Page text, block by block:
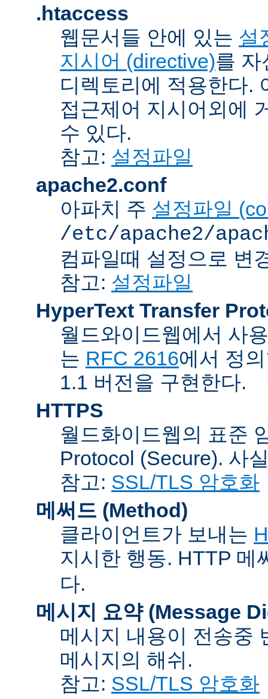
.htaccess
웹문서들 안에 있는 설
지시어 (directive)를 자
디렉토리에 적용한다.
접근제어 지시어외에
수 있다.
참고: 설정파일
apache2.conf
아파치 주 설정파일
/etc/apache2/
컴파일때 설정으로 변
참고: 설정파일
HyperText Transfer
월드와이드웹에서 사
는 RFC 2616에서 정
1.1 버전을 구현한다.
HTTPS
월드화이드웹의 표준
Protocol (Secure). 사
참고: SSL/TLS 암호화
메써드 (Method)
클라이언트가 보내는
지시한 행동. HTTP 메
다.
메시지 요약 (Message
메시지 내용이 전송중
메시지의 해쉬.
참고: SSL/TLS 암호화